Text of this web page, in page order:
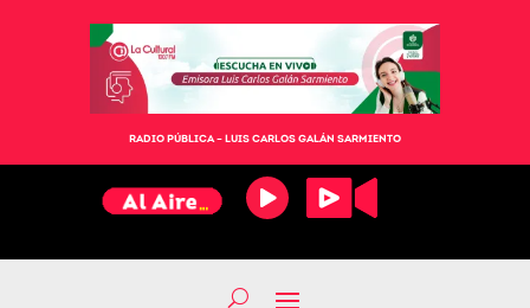
RADIO PÚBLICA – LUIS CARLOS GALÁN SARMIENTO